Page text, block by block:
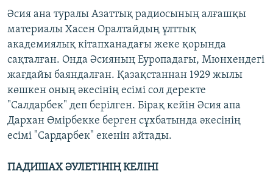
Әсия ана туралы Азаттық радиосының алғашқы
материалы Хасен Оралтайдың ұлттық
академиялық кітапханадағы жеке қорында
сақталған. Онда Әсияның Еуропадағы, Мюнхендегі
жағдайы баяндалған. Қазақстаннан 1929 жылы
көшкен оның әкесінің есімі сол деректе
"Салдарбек" деп берілген. Бірақ кейін Әсия апа
Дархан Өмірбекке берген сұхбатында әкесінің
есімі "Сардарбек" екенін айтады.
ПАДИШАХ ӘУЛЕТІНІҢ КЕЛІНІ